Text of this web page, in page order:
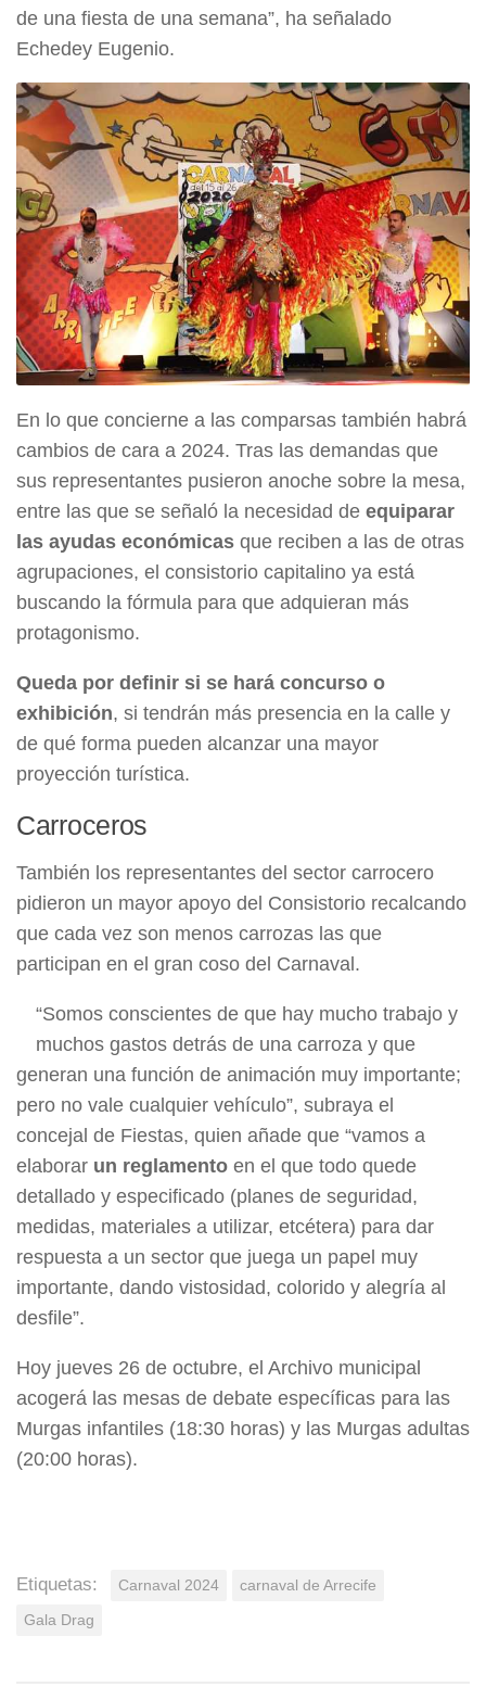
de una fiesta de una semana”, ha señalado
Echedey Eugenio.
En lo que concierne a las comparsas también habrá
cambios de cara a 2024. Tras las demandas que
sus representantes pusieron anoche sobre la mesa,
entre las que se señaló la necesidad de equiparar
las ayudas económicas que reciben a las de otras
agrupaciones, el consistorio capitalino ya está
buscando la fórmula para que adquieran más
protagonismo.
Queda por definir si se hará concurso o
exhibición, si tendrán más presencia en la calle y
de qué forma pueden alcanzar una mayor
proyección turística.
Carroceros
También los representantes del sector carrocero
pidieron un mayor apoyo del Consistorio recalcando
que cada vez son menos carrozas las que
participan en el gran coso del Carnaval.
“Somos conscientes de que hay mucho trabajo y
muchos gastos detrás de una carroza y que
generan una función de animación muy importante;
pero no vale cualquier vehículo”, subraya el
concejal de Fiestas, quien añade que “vamos a
elaborar un reglamento en el que todo quede
detallado y especificado (planes de seguridad,
medidas, materiales a utilizar, etcétera) para dar
respuesta a un sector que juega un papel muy
importante, dando vistosidad, colorido y alegría al
desfile”.
Hoy jueves 26 de octubre, el Archivo municipal
acogerá las mesas de debate específicas para las
Murgas infantiles (18:30 horas) y las Murgas adultas
(20:00 horas).
Etiquetas: Carnaval 2024
carnaval de Arrecife
Gala Drag